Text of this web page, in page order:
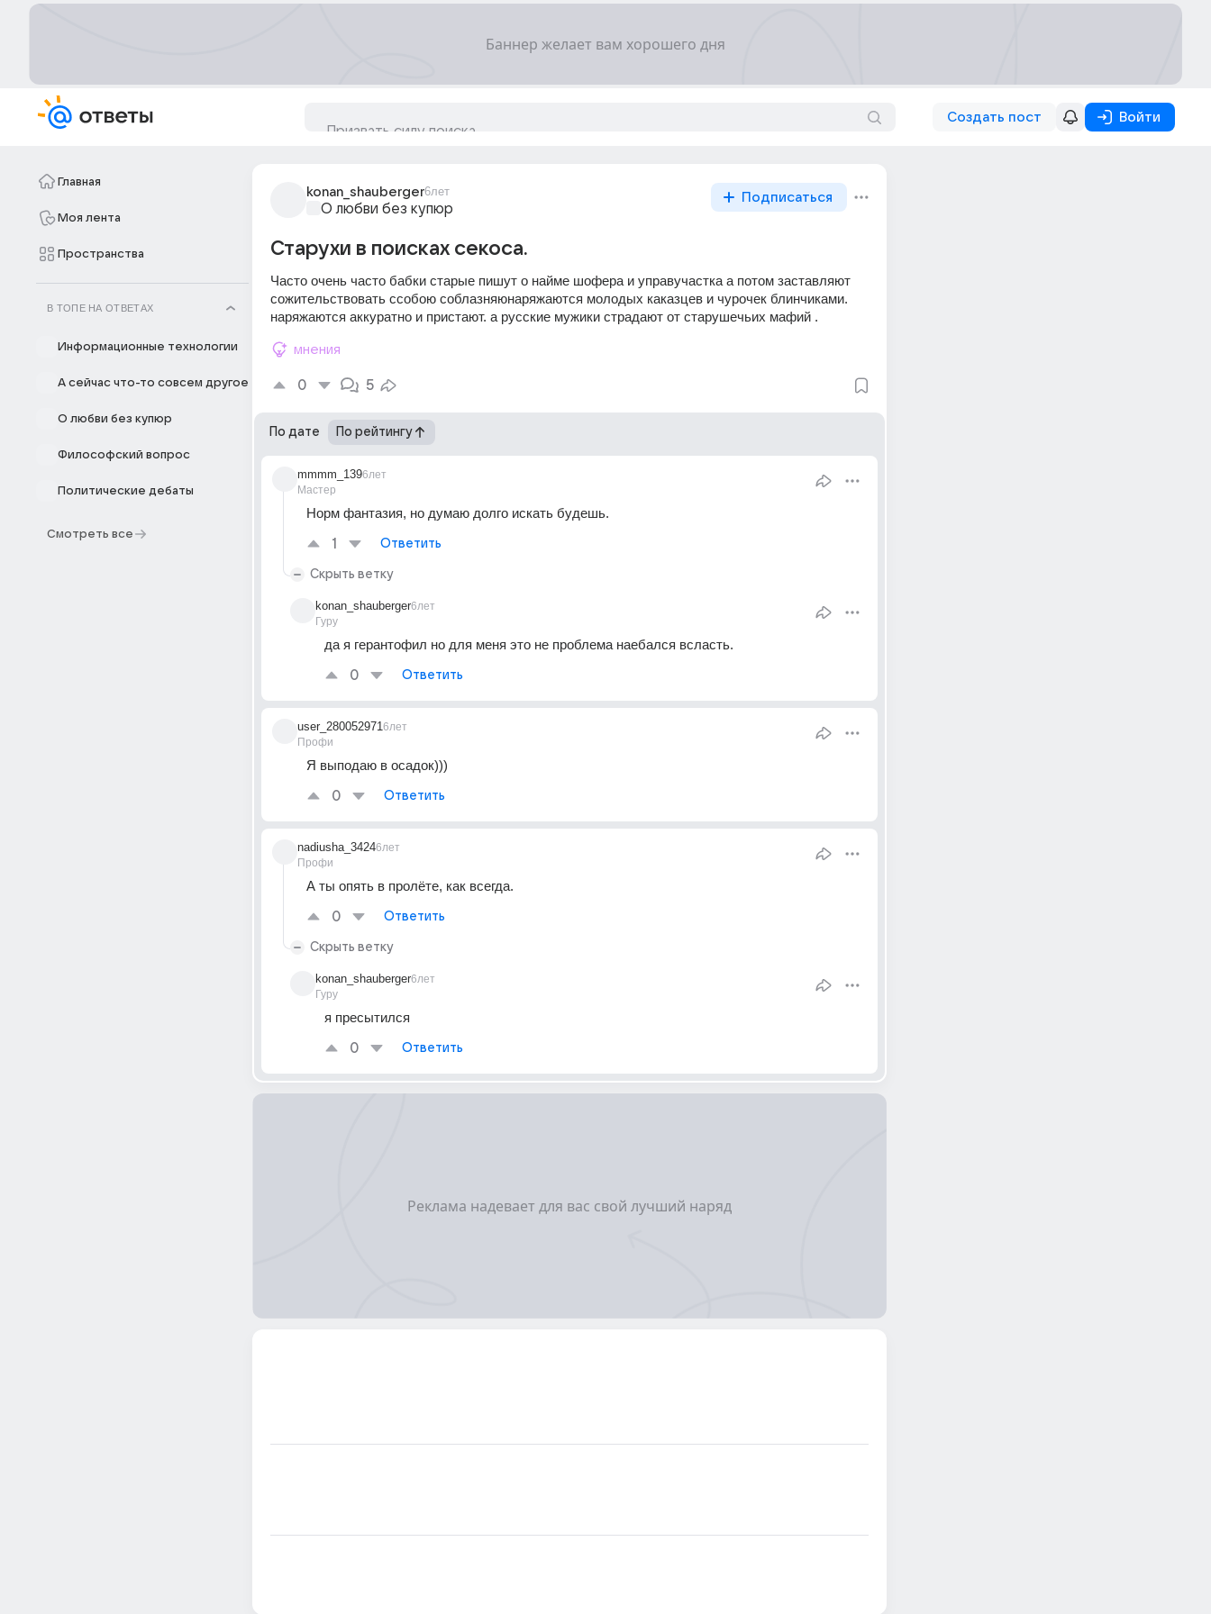
Создать пост Войти
Главная
Моя лента
Пространства
В ТОПЕ НА ОТВЕТАХ
Информационные технологии
А сейчас что-то совсем другое
О любви без купюр
Философский вопрос
Политические дебаты
Смотреть все
konan_shauberger6лет
О любви без купюр
Подписаться
Старухи в поисках секоса.
Часто очень часто бабки старые пишут о найме шофера и управучастка а потом заставляют
сожительствовать ссобою соблазняюнаряжаются молодых каказцев и чурочек блинчиками.
наряжаются аккуратно и пристают. а русские мужики страдают от старушечьих мафий .
мнения
0 5
По дате По рейтингу
mmmm_139
Мастер
6лет
Норм фантазия, но думаю долго искать будешь.
1 Ответить
Скрыть ветку
konan_shauberger
Гуру
6лет
да я герантофил но для меня это не проблема наебался всласть.
0 Ответить
user_280052971
Профи
6лет
Я выподаю в осадок)))
0 Ответить
nadiusha_3424
Профи
6лет
А ты опять в пролёте, как всегда.
0 Ответить
Скрыть ветку
konan_shauberger
Гуру
6лет
я пресытился
0 Ответить